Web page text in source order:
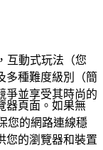
互動式玩法（您
多種難度級別（簡
爭並享受其時尚的
器頁面。如果無
您的網路連線穩
您的瀏覽器和裝置